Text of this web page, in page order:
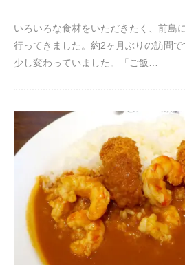
いろいろな食材をいただきたく、前島
行ってきました。約2ヶ月ぶりの訪問
少し変わっていました。「ご飯…